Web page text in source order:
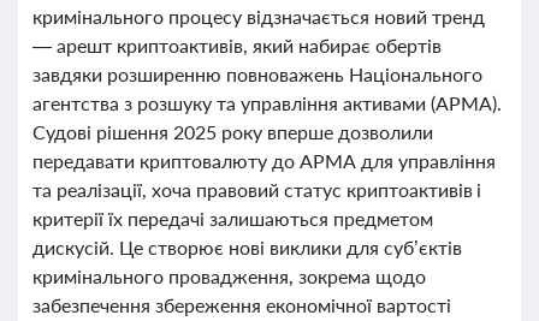
кримінального процесу відзначається новий тренд
— арешт криптоактивів, який набирає обертів
завдяки розширенню повноважень Національного
агентства з розшуку та управління активами (АРМА).
Судові рішення 2025 року вперше дозволили
передавати криптовалюту до АРМА для управління
та реалізації, хоча правовий статус криптоактивів і
критерії їх передачі залишаються предметом
дискусій. Це створює нові виклики для суб’єктів
кримінального провадження, зокрема щодо
забезпечення збереження економічної вартості